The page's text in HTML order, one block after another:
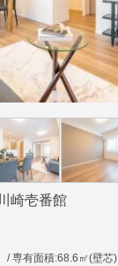
崎壱番館
専有面積:68.6㎡(壁芯)